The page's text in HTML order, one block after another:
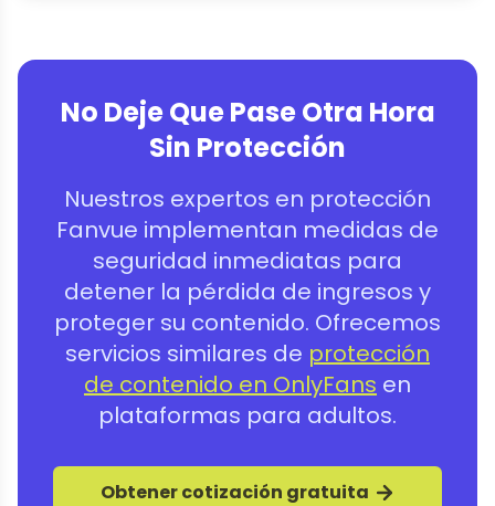
No Deje Que Pase Otra Hora
Sin Protección
Nuestros expertos en protección
Fanvue implementan medidas de
seguridad inmediatas para
detener la pérdida de ingresos y
proteger su contenido. Ofrecemos
servicios similares de protección
de contenido en OnlyFans en
plataformas para adultos.
Obtener cotización gratuita